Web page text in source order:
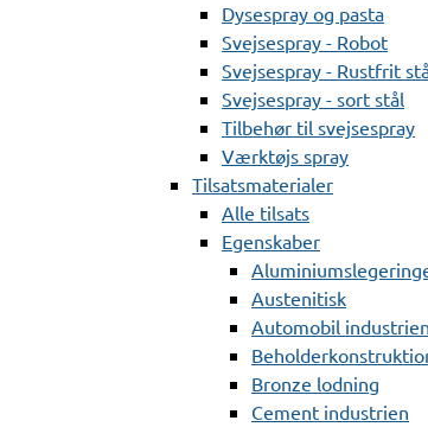
Dysespray og pasta
Svejsespray - Robot
Svejsespray - Rustfrit
Svejsespray - sort stål
Tilbehør til svejsespray
Værktøjs spray
Tilsatsmaterialer
Alle tilsats
Egenskaber
Austenitisk
Automobil industrien
Bronze lodning
Cement industrien